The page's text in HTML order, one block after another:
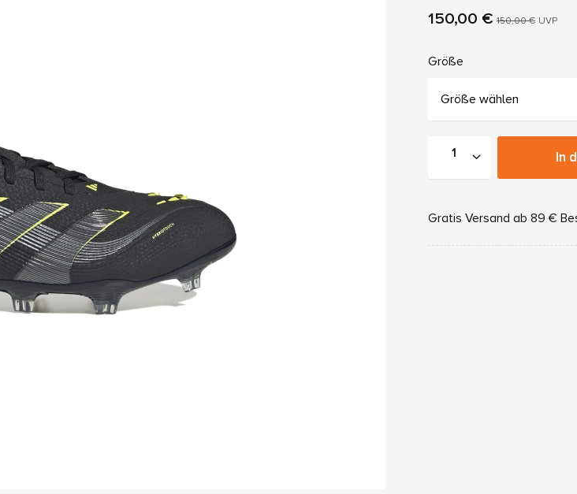
150,00 € 150,00 € UVP
Größe
Größe wählen
In
Gratis Versand ab 89 €